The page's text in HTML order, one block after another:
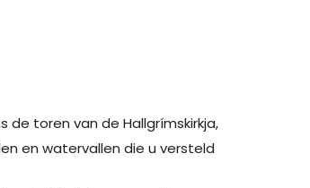
de toren van de Hallgrímskirkja,
en watervallen die u versteld